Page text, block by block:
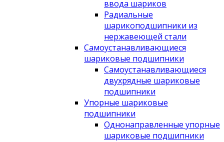
ввода шариков
Радиальные
шарикоподшипники из
нержавеющей стали
Самоустанавливающиеся
шариковые подшипники
Самоустанавливающиеся
двухрядные шариковые
подшипники
Упорные шариковые
подшипники
Однонаправленные упорные
шариковые подшипники